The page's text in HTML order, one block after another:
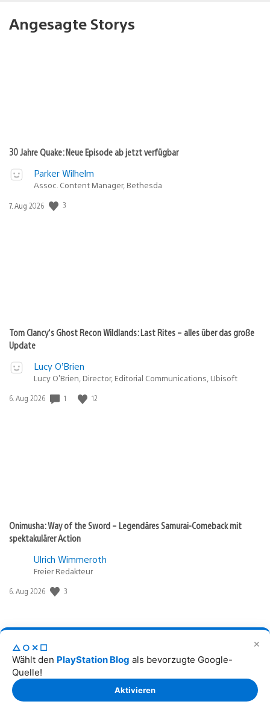
✕
△○✕☐
Wählt den PlayStation Blog als bevorzugte Google-
Quelle!
Aktivieren
Angesagte Storys
30 Jahre Quake: Neue Episode ab jetzt verfügbar
Parker Wilhelm
Assoc. Content Manager, Bethesda
Veröffentlichungsdatum:
7. Aug 2026 3
Tom Clancy’s Ghost Recon Wildlands: Last Rites – alles über das große
Update
Lucy O’Brien
Lucy O’Brien, Director, Editorial Communications, Ubisoft
Veröffentlichungsdatum:
6. Aug 2026 1 12
Onimusha: Way of the Sword – Legendäres Samurai-Comeback mit
spektakulärer Action
Ulrich Wimmeroth
Freier Redakteur
Veröffentlichungsdatum:
6. Aug 2026 3